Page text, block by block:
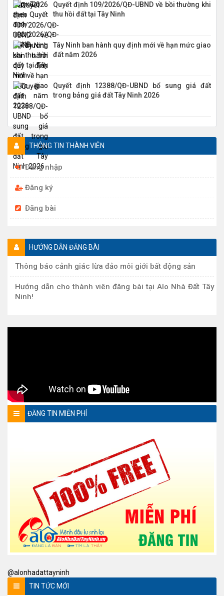
Quyết định 109/2026/QĐ-UBND về bồi thường khi
thu hồi đất tại Tây Ninh
Tây Ninh ban hành quy định mới về hạn mức giao
đất năm 2026
Quyết định 12388/QĐ-UBND bổ sung giá đất
trong bảng giá đất Tây Ninh 2026
THÔNG TIN THÀNH VIÊN
Đăng nhập
Đăng ký
Đăng bài
HƯỚNG DẪN ĐĂNG BÀI
Thông báo cảnh giác lừa đảo môi giới bất động sản
Hướng dẫn cho thành viên đăng bài tại Alo Nhà Đất Tây
Ninh!
ĐĂNG TIN MIỄN PHÍ
@alonhadattayninh
TIN TỨC MỚI